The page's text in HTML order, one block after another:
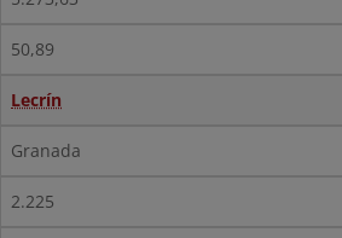
50,89
Lecrín
Granada
2.225